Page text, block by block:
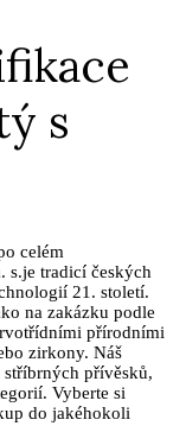
s
celém
s.je tradicí českých
21. století.
na zakázku podle
přírodními
zirkony. Náš
přívěsků,
Vyberte si
do jakéhokoli